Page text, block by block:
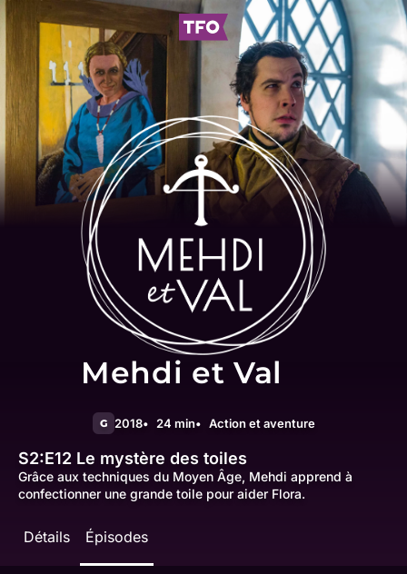
Mehdi et Val
G 2018 24 min Action et aventure
S2:E12 Le mystère des toiles
Grâce aux techniques du Moyen Âge, Mehdi apprend à
confectionner une grande toile pour aider Flora.
Détails Épisodes